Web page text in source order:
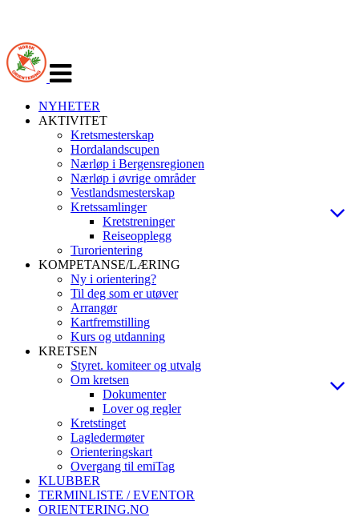
navigasjon
NYHETER
AKTIVITET
Kretsmesterskap
Hordalandscupen
Nærløp i Bergensregionen
Nærløp i øvrige områder
Vestlandsmesterskap
Kretssamlinger
Kretstreninger
Reiseopplegg
Turorientering
KOMPETANSE/LÆRING
Ny i orientering?
Til deg som er utøver
Arrangør
Kartfremstilling
Kurs og utdanning
KRETSEN
Styret. komiteer og utvalg
Om kretsen
Dokumenter
Lover og regler
Kretstinget
Lagledermøter
Orienteringskart
Overgang til emiTag
KLUBBER
TERMINLISTE / EVENTOR
ORIENTERING.NO